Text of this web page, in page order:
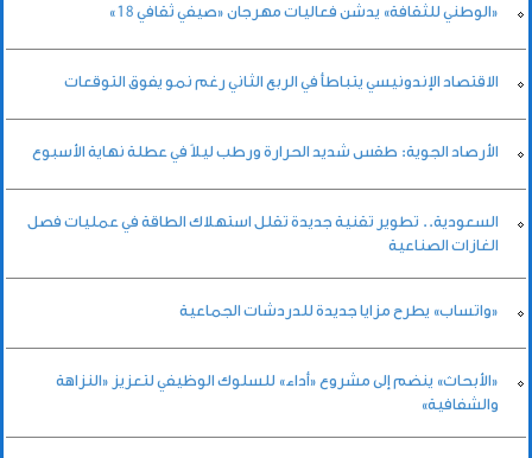
«الوطني للثقافة» يدشن فعاليات مهرجان «صيفي ثقافي 18»
الاقتصاد الإندونيسي يتباطأ في الربع الثاني رغم نمو يفوق التوقعات
الأرصاد الجوية: طقس شديد الحرارة ورطب ليلاً في عطلة نهاية الأسبوع
السعودية.. تطوير تقنية جديدة تقلل استهلاك الطاقة في عمليات فصل
الغازات الصناعية
«واتساب» يطرح مزايا جديدة للدردشات الجماعية
«الأبحاث» ينضم إلى مشروع «أداء» للسلوك الوظيفي لتعزيز «النزاهة
والشفافية»